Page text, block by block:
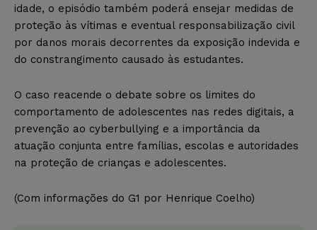
idade, o episódio também poderá ensejar medidas de
proteção às vítimas e eventual responsabilização civil
por danos morais decorrentes da exposição indevida e
do constrangimento causado às estudantes.
O caso reacende o debate sobre os limites do
comportamento de adolescentes nas redes digitais, a
prevenção ao cyberbullying e a importância da
atuação conjunta entre famílias, escolas e autoridades
na proteção de crianças e adolescentes.
(Com informações do G1 por Henrique Coelho)